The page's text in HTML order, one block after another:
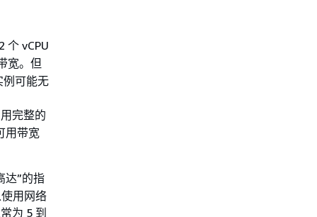
个 vCPU
宽。但
例可能无
完整的
用带宽
达”的指
用网络
为 5 到